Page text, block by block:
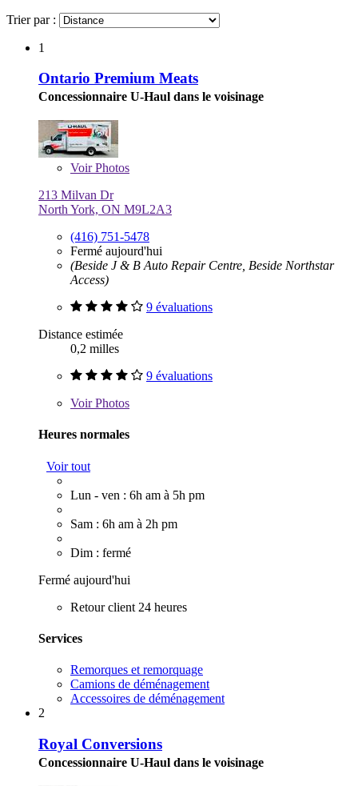
Trier par :
1
Ontario Premium Meats
Concessionnaire U-Haul dans le voisinage
VoirPhotos
213 Milvan Dr
North York, ON M9L2A3
(416) 751-5478
Fermé aujourd'hui
(Beside J & B Auto Repair Centre, Beside Northstar
Access)
9 évaluations
Distance estimée
0,2 milles
9 évaluations
VoirPhotos
Heures normales
Voir tout
Lun - ven : 6h am à 5h pm
Sam : 6h am à 2h pm
Dim : fermé
Fermé aujourd'hui
Retour client 24 heures
Services
Remorques et remorquage
Camions de déménagement
Accessoires de déménagement
2
Royal Conversions
Concessionnaire U-Haul dans le voisinage